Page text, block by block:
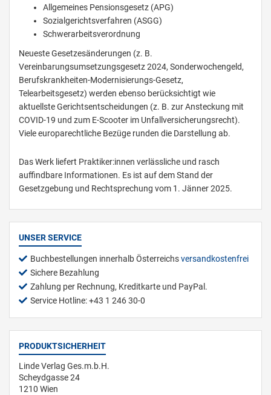
Allgemeines Pensionsgesetz (APG)
Sozialgerichtsverfahren (ASGG)
Schwerarbeitsverordnung
Neueste Gesetzesänderungen (z. B.
Vereinbarungsumsetzungsgesetz 2024, Sonderwochengeld,
Berufskrankheiten-Modernisierungs-Gesetz,
Telearbeitsgesetz) werden ebenso berücksichtigt wie
aktuellste Gerichtsentscheidungen (z. B. zur Ansteckung mit
COVID-19 und zum E-Scooter im Unfallversicherungsrecht).
Viele europarechtliche Bezüge runden die Darstellung ab.
Das Werk liefert Praktiker:innen verlässliche und rasch
auffindbare Informationen. Es ist auf dem Stand der
Gesetzgebung und Rechtsprechung vom 1. Jänner 2025.
UNSER SERVICE
Buchbestellungen innerhalb Österreichsversandkostenfrei
Sichere Bezahlung
Zahlung per Rechnung, Kreditkarte und PayPal.
Service Hotline: +43 1 246 30-0
PRODUKTSICHERHEIT
Linde Verlag Ges.m.b.H.
Scheydgasse 24
1210 Wien